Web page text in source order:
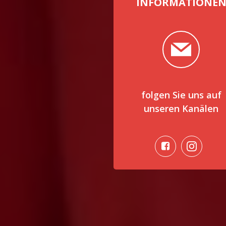
folgen Sie uns auf
unseren Kanälen